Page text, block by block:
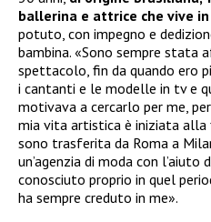
ballerina e attrice che vive
potuto, con impegno e
bambina. «Sono sempre stata
spettacolo, fin da quando ero
i cantanti e le modelle in tv e
motivava a cercarlo per me,
mia vita artistica è iniziata alla
sono trasferita da Roma a
un’agenzia di moda con l’aiuto
conosciuto proprio in quel
ha sempre creduto in me».